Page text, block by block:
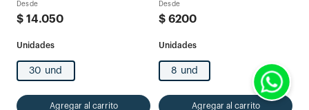
Desde
$ 14.050
30 und
Agregar al carrito
Desde
$ 6200
8 und
Agregar al carrito